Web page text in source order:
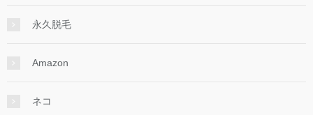
永久脱毛
Amazon
ネコ